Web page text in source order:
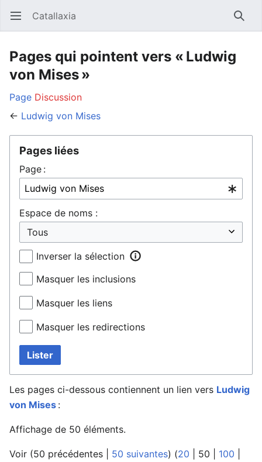
Ouvrir le menu principal Catallaxia
Pages qui pointent vers « Ludwig
von Mises »
Page Discussion
← Ludwig von Mises
Pages liées
Page :
Espace de noms :
Inverser la sélection
Masquer les inclusions
Masquer les liens
Masquer les redirections
Lister
Les pages ci-dessous contiennent un lien vers Ludwig
von Mises :
Affichage de 50 éléments.
Voir (50 précédentes 50 suivantes) (20 50 100